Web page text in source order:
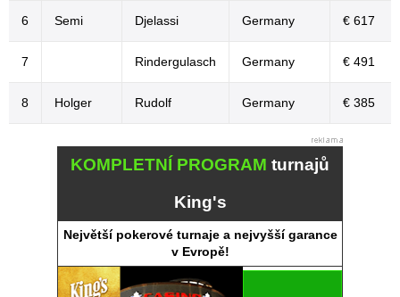
6 Semi Djelassi Germany € 617
7 Rindergulasch Germany € 491
8 Holger Rudolf Germany € 385
KOMPLETNÍ PROGRAM turnajů
King's
Největší pokerové turnaje a nejvyšší garance
v Evropě!